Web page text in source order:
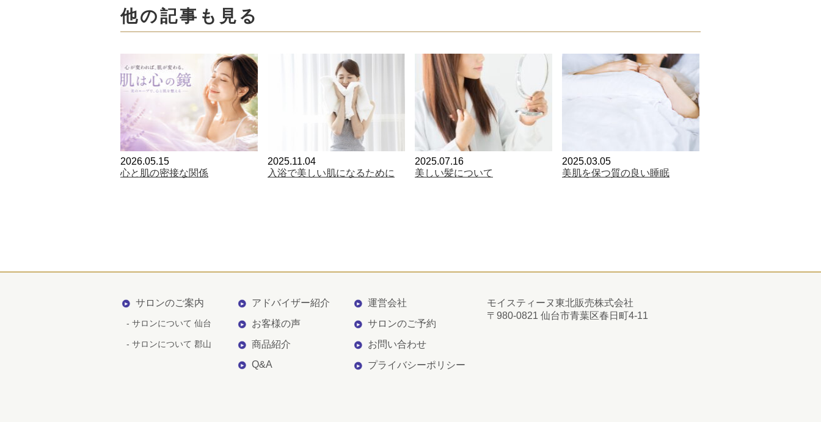
他の記事も見る
2026.05.15
心と肌の密接な関係
2025.11.04
入浴で美しい肌になるために
2025.07.16
美しい髪について
2025.03.05
美肌を保つ質の良い睡眠
サロンのご案内
- サロンについて 仙台
- サロンについて 郡山
アドバイザー紹介
お客様の声
商品紹介
Q&A
運営会社
サロンのご予約
お問い合わせ
プライバシーポリシー
モイスティーヌ東北販売株式会社
〒980-0821 仙台市青葉区春日町4-11